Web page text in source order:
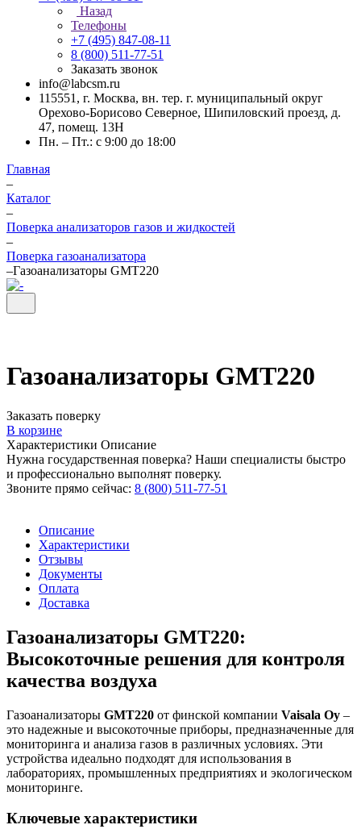
Назад
Телефоны
+7 (495) 847-08-11
8 (800) 511-77-51
Заказать звонок
info@labcsm.ru
115551, г. Москва, вн. тер. г. муниципальный округ
Орехово-Борисово Северное, Шипиловский проезд, д.
47, помещ. 13Н
Пн. – Пт.: с 9:00 до 18:00
Главная
–
Каталог
–
Поверка анализаторов газов и жидкостей
–
Поверка газоанализатора
–Газоанализаторы GMT220
Газоанализаторы GMT220
Заказать поверку
В корзине
Характеристики Описание
Нужна государственная поверка? Наши специалисты быстро
и профессионально выполнят поверку.
Звоните прямо сейчас: 8 (800) 511-77-51
Описание
Характеристики
Отзывы
Документы
Оплата
Доставка
Газоанализаторы GMT220:
Высокоточные решения для контроля
качества воздуха
Газоанализаторы GMT220 от финской компании Vaisala Oy –
это надежные и высокоточные приборы, предназначенные для
мониторинга и анализа газов в различных условиях. Эти
устройства идеально подходят для использования в
лабораториях, промышленных предприятиях и экологическом
мониторинге.
Ключевые характеристики